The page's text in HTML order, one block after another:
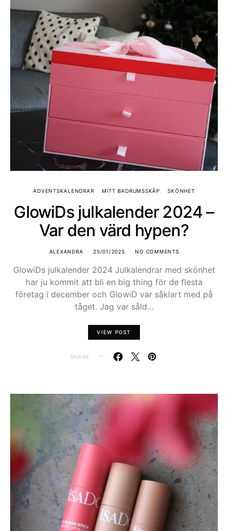
ADVENTSKALENDRAR MITT BADRUMSSKÅP SKÖNHET
GlowiDs julkalender 2024 –
Var den värd hypen?
ALEXANDRA 25/01/2025 NO COMMENTS
GlowiDs julkalender 2024 Julkalendrar med skönhet
har ju kommit att bli en big thing för de flesta
företag i december och GlowiD var såklart med på
tåget. Jag var såld…
VIEW POST
SHARE